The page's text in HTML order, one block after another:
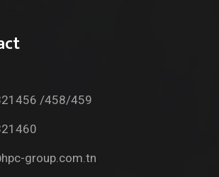
/458/459
group.com.tn